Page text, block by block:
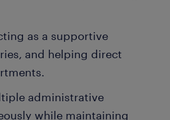
as a supportive
and helping direct
administrative
while maintaining